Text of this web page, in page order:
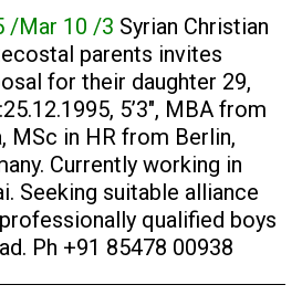
/Mar 10 /3 Syrian Christian
parents invites
for their daughter 29,
5’3″, MBA from
MSc in HR from Berlin,
Currently working in
Seeking suitable alliance
qualified boys
Ph +91 85478 00938